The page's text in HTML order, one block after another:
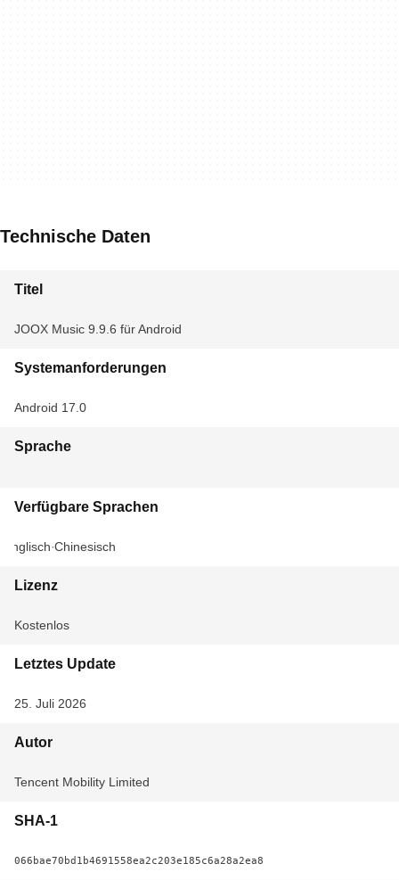
Technische Daten
Titel
JOOX Music 9.9.6 für Android
Systemanforderungen
Android 17.0
Sprache
Verfügbare Sprachen
Englisch Chinesisch
Lizenz
Kostenlos
Letztes Update
25. Juli 2026
Autor
Tencent Mobility Limited
SHA-1
066bae70bd1b4691558ea2c203e185c6a28a2ea8